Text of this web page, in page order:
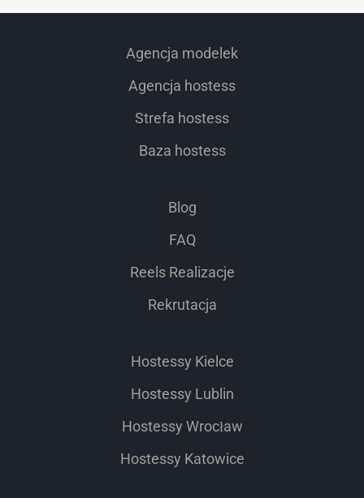
Agencja modelek
Agencja hostess
Strefa hostess
Baza hostess
Blog
FAQ
Reels Realizacje
Rekrutacja
Hostessy Kielce
Hostessy Lublin
Hostessy Wrocław
Hostessy Katowice